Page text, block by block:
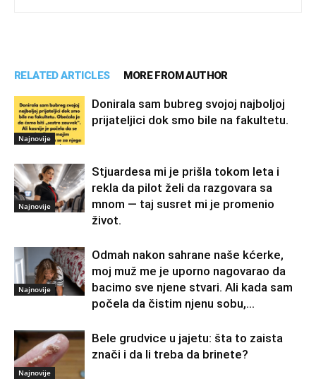
RELATED ARTICLES MORE FROM AUTHOR
Najnovije
Donirala sam bubreg svojoj najboljoj
prijateljici dok smo bile na fakultetu.
Najnovije
Stjuardesa mi je prišla tokom leta i
rekla da pilot želi da razgovara sa
mnom — taj susret mi je promenio
život.
Najnovije
Odmah nakon sahrane naše kćerke,
moj muž me je uporno nagovarao da
bacimo sve njene stvari. Ali kada sam
počela da čistim njenu sobu,...
Najnovije
Bele grudvice u jajetu: šta to zaista
znači i da li treba da brinete?